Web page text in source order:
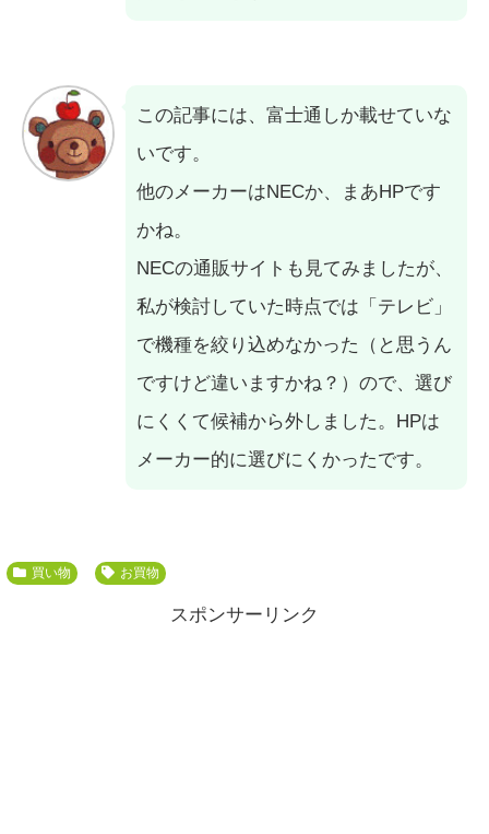
この記事には、富士通しか載せていな
いです。
他のメーカーはNECか、まあHPです
かね。
NECの通販サイトも見てみましたが、
私が検討していた時点では「テレビ」
で機種を絞り込めなかった（と思うん
ですけど違いますかね？）ので、選び
にくくて候補から外しました。HPは
メーカー的に選びにくかったです。
買い物 お買物
スポンサーリンク